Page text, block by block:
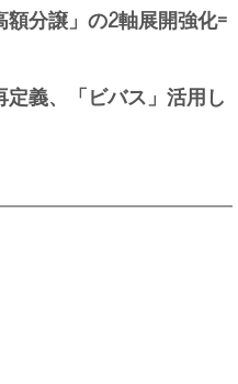
額分譲」の2軸展開強化=
義、「ビバス」活用し